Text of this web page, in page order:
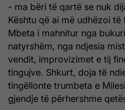
- ma bëri të qartë se nuk
Kështu që ai më udhëzoi të
Mbeta i mahnitur nga
natyrshëm, nga ndjesia
vendit, improvizimet e tij
tingujve. Shkurt, doja të
tingëllonte trumbeta e
gjendje të përhershme